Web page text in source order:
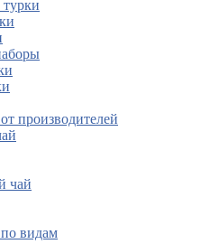
производителей
чай
видам